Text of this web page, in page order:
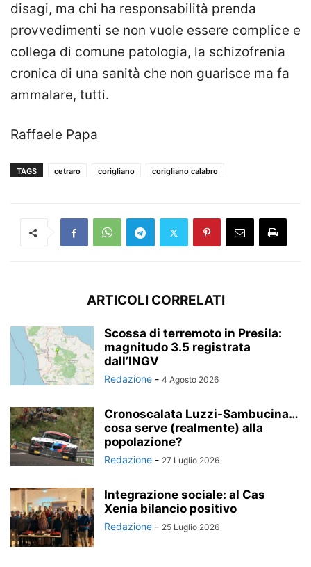
disagi, ma chi ha responsabilità prenda
provvedimenti se non vuole essere complice e
collega di comune patologia, la schizofrenia
cronica di una sanità che non guarisce ma fa
ammalare, tutti.
Raffaele Papa
TAGS cetraro corigliano corigliano calabro
ARTICOLI CORRELATI
Scossa di terremoto in Presila:
magnitudo 3.5 registrata
dall’INGV
Redazione - 4 Agosto 2026
Cronoscalata Luzzi-Sambucina…
cosa serve (realmente) alla
popolazione?
Redazione - 27 Luglio 2026
Integrazione sociale: al Cas
Xenia bilancio positivo
Redazione - 25 Luglio 2026